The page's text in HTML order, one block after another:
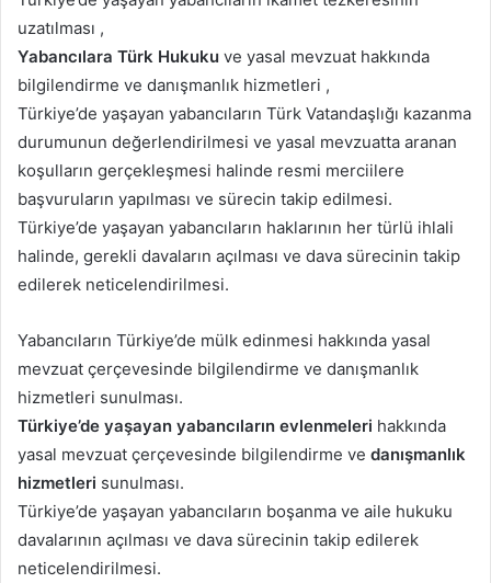
uzatılması ,
Yabancılara Türk Hukuku ve yasal mevzuat hakkında
bilgilendirme ve danışmanlık hizmetleri ,
Türkiye’de yaşayan yabancıların Türk Vatandaşlığı kazanma
durumunun değerlendirilmesi ve yasal mevzuatta aranan
koşulların gerçekleşmesi halinde resmi merciilere
başvuruların yapılması ve sürecin takip edilmesi.
Türkiye’de yaşayan yabancıların haklarının her türlü ihlali
halinde, gerekli davaların açılması ve dava sürecinin takip
edilerek neticelendirilmesi.
Yabancıların Türkiye’de mülk edinmesi hakkında yasal
mevzuat çerçevesinde bilgilendirme ve danışmanlık
hizmetleri sunulması.
Türkiye’de yaşayan yabancıların evlenmeleri hakkında
yasal mevzuat çerçevesinde bilgilendirme ve danışmanlık
hizmetleri sunulması.
Türkiye’de yaşayan yabancıların boşanma ve aile hukuku
davalarının açılması ve dava sürecinin takip edilerek
neticelendirilmesi.